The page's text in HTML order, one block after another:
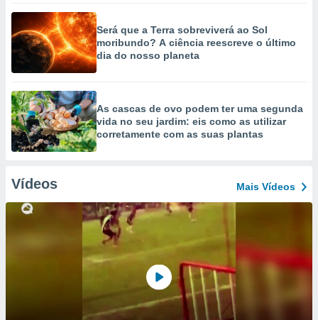
Será que a Terra sobreviverá ao Sol
moribundo? A ciência reescreve o último
dia do nosso planeta
As cascas de ovo podem ter uma segunda
vida no seu jardim: eis como as utilizar
corretamente com as suas plantas
Vídeos Mais Vídeos